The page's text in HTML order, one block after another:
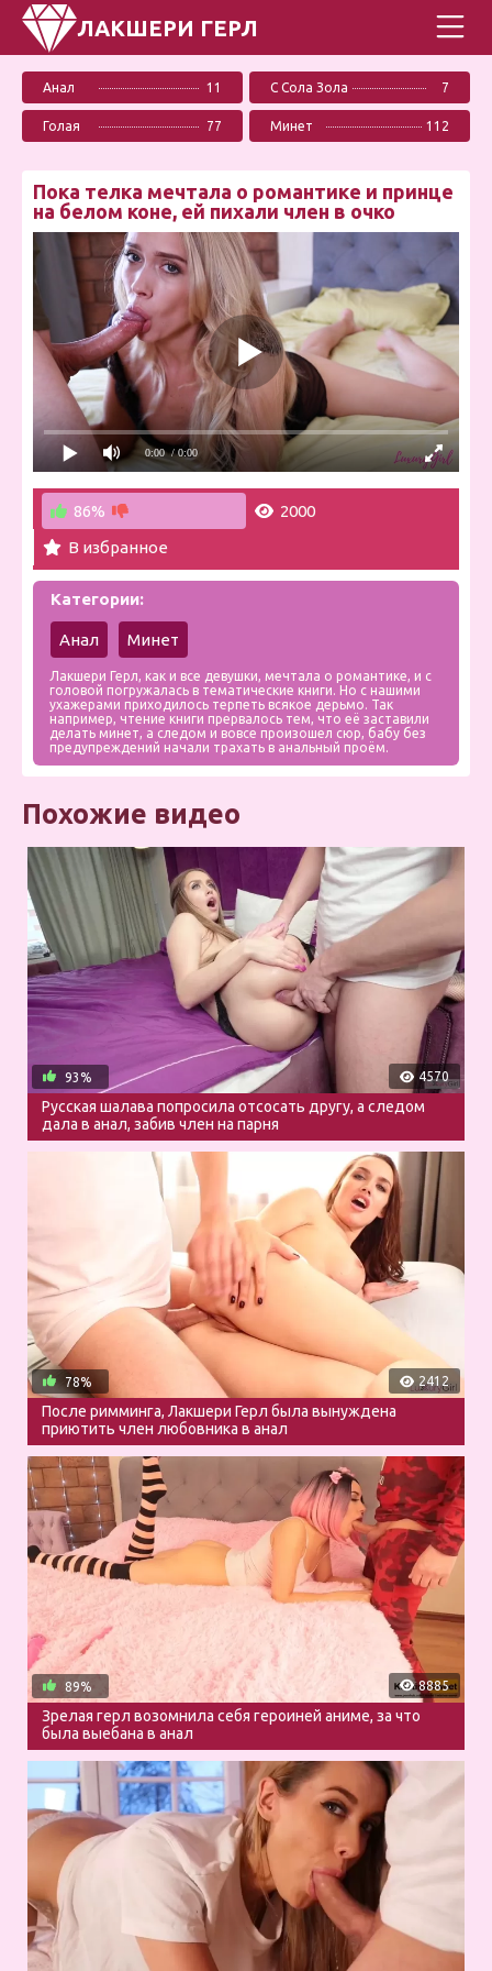
ЛАКШЕРИ ГЕРЛ
Анал 11 С Сола Зола 7
Голая 77 Минет 112
Пока телка мечтала о романтике и принце
на белом коне, ей пихали член в очко
0:00 / 0:00
86%
2000
В избранное
Категории:
Анал Минет
Лакшери Герл, как и все девушки, мечтала о романтике, и с
головой погружалась в тематические книги. Но с нашими
ухажерами приходилось терпеть всякое дерьмо. Так
например, чтение книги прервалось тем, что её заставили
делать минет, а следом и вовсе произошел сюр, бабу без
предупреждений начали трахать в анальный проём.
Похожие видео
4570
93%
Русская шалава попросила отсосать другу, а следом
дала в анал, забив член на парня
2412
78%
После римминга, Лакшери Герл была вынуждена
приютить член любовника в анал
8885
89%
Зрелая герл возомнила себя героиней аниме, за что
была выебана в анал